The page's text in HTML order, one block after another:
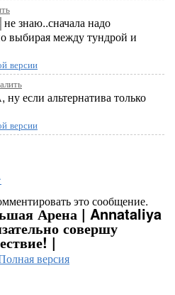
не знаю..сначала надо
выбирая между тундрой и
версии
ну если альтернатива только
версии
это сообщение.
Арена | Annataliya
совершу
|
версия